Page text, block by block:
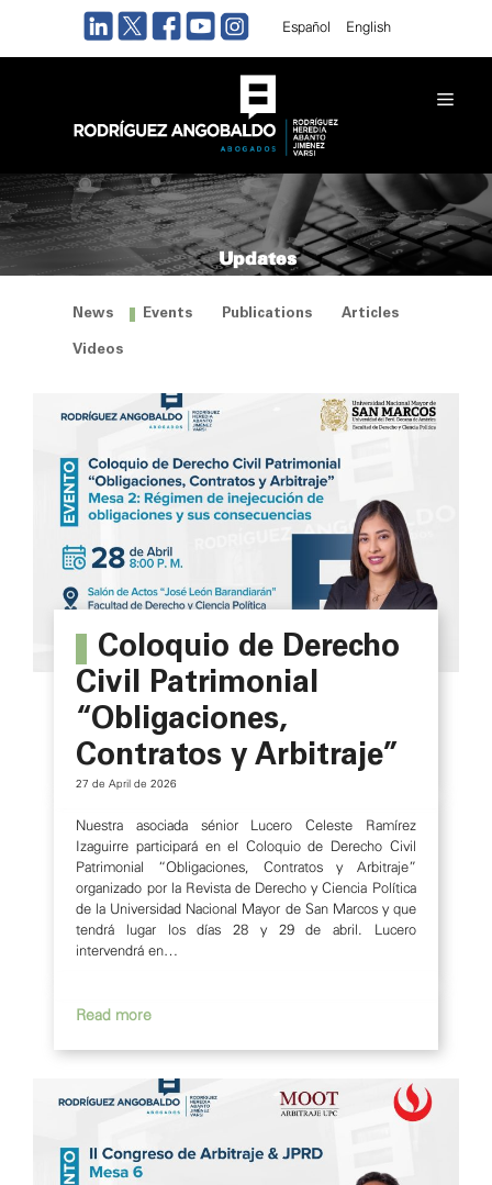
Español English
Updates
News Events Publications Articles
Videos
Coloquio de Derecho
Civil Patrimonial
“Obligaciones,
Contratos y Arbitraje”
27 de April de 2026
Nuestra asociada sénior Lucero Celeste Ramírez
Izaguirre participará en el Coloquio de Derecho Civil
Patrimonial “Obligaciones, Contratos y Arbitraje”
organizado por la Revista de Derecho y Ciencia Política
de la Universidad Nacional Mayor de San Marcos y que
tendrá lugar los días 28 y 29 de abril. Lucero
intervendrá en…